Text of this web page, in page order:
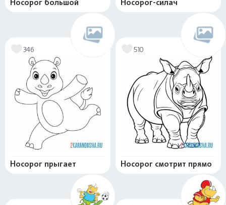
Носорог большой Носорог-силач
346
Носорог прыгает
510
Носорог смотрит прямо